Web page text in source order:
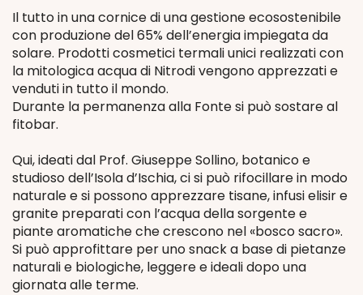
Il tutto in una cornice di una gestione ecosostenibile
con produzione del 65% dell’energia impiegata da
solare. Prodotti cosmetici termali unici realizzati con
la mitologica acqua di Nitrodi vengono apprezzati e
venduti in tutto il mondo.
Durante la permanenza alla Fonte si può sostare al
fitobar.
Qui, ideati dal Prof. Giuseppe Sollino, botanico e
studioso dell’Isola d’Ischia, ci si può rifocillare in modo
naturale e si possono apprezzare tisane, infusi elisir e
granite preparati con l’acqua della sorgente e
piante aromatiche che crescono nel «bosco sacro».
Si può approfittare per uno snack a base di pietanze
naturali e biologiche, leggere e ideali dopo una
giornata alle terme.